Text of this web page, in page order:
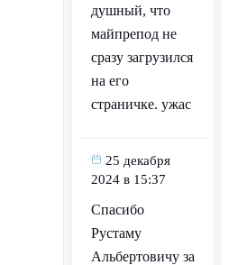
душный, что
майпрепод не
сразу загрузился
на его
страничке. ужас
25 декабря
2024 в 15:37
Спасибо
Рустаму
Альбертовичу за